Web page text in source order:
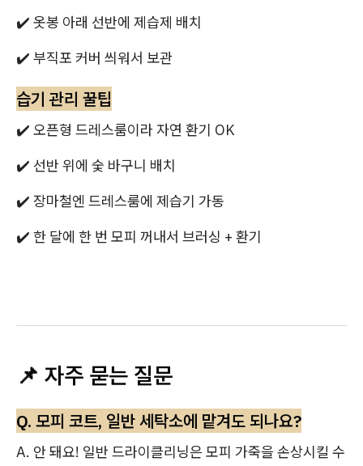
✔️ 옷봉 아래 선반에 제습제 배치
✔️ 부직포 커버 씌워서 보관
습기 관리 꿀팁
✔️ 오픈형 드레스룸이라 자연 환기 OK
✔️ 선반 위에 숯 바구니 배치
✔️ 장마철엔 드레스룸에 제습기 가동
✔️ 한 달에 한 번 모피 꺼내서 브러싱 + 환기
📌 자주 묻는 질문
Q. 모피 코트, 일반 세탁소에 맡겨도 되나요?
A. 안 돼요! 일반 드라이클리닝은 모피 가죽을 손상시킬 수